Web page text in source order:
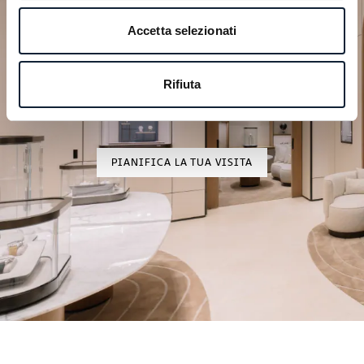
Accetta selezionati
Rifiuta
Pianifica il tuo momento
d’eccezione
Esplora le nostre creazioni orologiere in una delle
nostre boutique.
PIANIFICA LA TUA VISITA